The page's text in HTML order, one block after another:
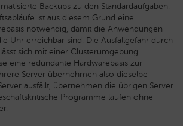
Backups zu den Standardaufgaben.
ist aus diesem Grund eine
notwendig, damit die Anwendungen
Uhr erreichbar sind. Die Ausfallgefahr durch
sich mit einer Clusterumgebung
eine redundante Hardwarebasis zur
Server übernehmen also dieselbe
ausfällt, übernehmen die übrigen Server
Programme laufen ohne